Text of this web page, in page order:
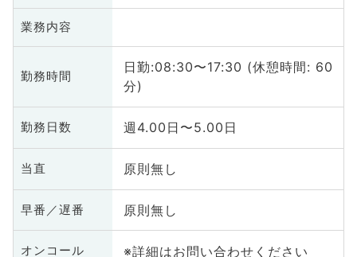
業務内容
勤務時間
日勤:08:30〜17:30 (休憩時間: 60
分)
勤務日数 週4.00日〜5.00日
当直 原則無し
早番／遅番 原則無し
オンコール ※詳細はお問い合わせください